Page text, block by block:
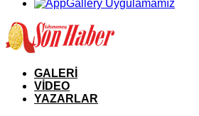
GALERİ
VİDEO
YAZARLAR